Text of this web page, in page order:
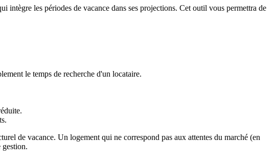
intègre les périodes de vacance dans ses projections. Cet outil vous permettra de
le temps de recherche d'un locataire.
de vacance. Un logement qui ne correspond pas aux attentes du marché (en
gestion.